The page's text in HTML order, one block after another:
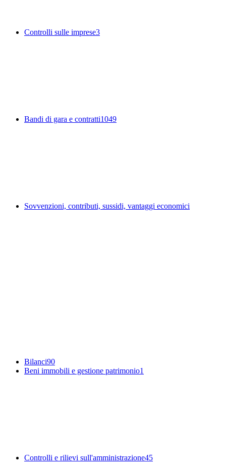
Controlli sulle imprese3
Bandi di gara e contratti1049
Sovvenzioni, contributi, sussidi, vantaggi economici
Bilanci90
Beni immobili e gestione patrimonio1
Controlli e rilievi sull'amministrazione45